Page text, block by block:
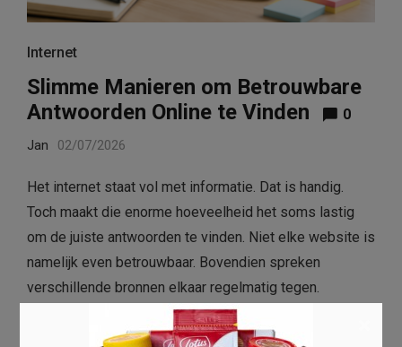
Internet
Slimme Manieren om Betrouwbare
Antwoorden Online te Vinden
0
Jan 02/07/2026
Het internet staat vol met informatie. Dat is handig.
Toch maakt die enorme hoeveelheid het soms lastig
om de juiste antwoorden te vinden. Niet elke website is
namelijk even betrouwbaar. Bovendien spreken
verschillende bronnen elkaar regelmatig tegen.
Read more